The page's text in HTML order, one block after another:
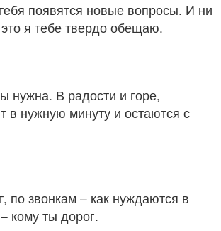
появятся новые вопросы. И ни
я тебе твердо обещаю.
нужна. В радости и горе,
в нужную минуту и остаются с
по звонкам – как нуждаются в
кому ты дорог.